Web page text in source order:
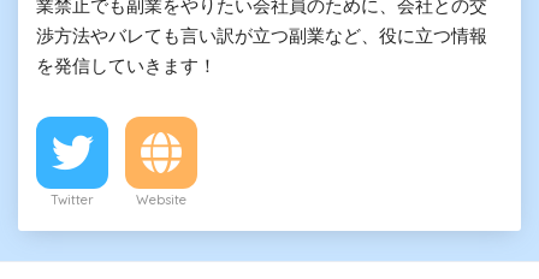
業禁止でも副業をやりたい会社員のために、会社との交
渉方法やバレても言い訳が立つ副業など、役に立つ情報
を発信していきます！
Twitter Website